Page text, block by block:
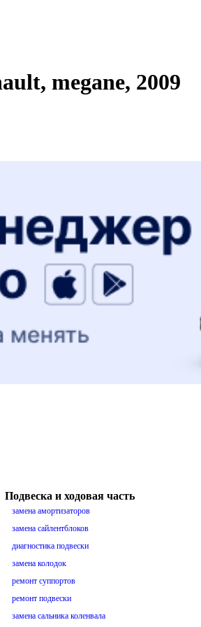
megane, 2009
Подвеска и ходовая часть
замена амортизаторов
замена сайлентблоков
диагностика подвески
замена колодок
ремонт суппортов
ремонт подвески
замена сальника коленвала